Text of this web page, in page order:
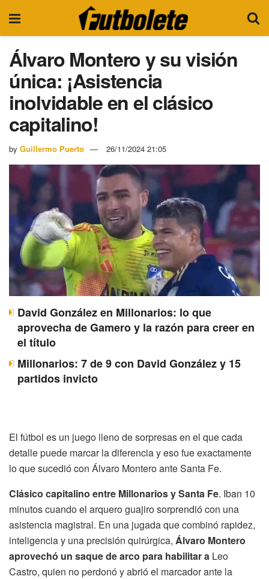
Álvaro Montero y su visión
única: ¡Asistencia
inolvidable en el clásico
capitalino!
by Guillermo Puerto 26/11/2024 21:05
David González en Millonarios: lo que
aprovecha de Gamero y la razón para creer en
el título
Millonarios: 7 de 9 con David González y 15
partidos invicto
El fútbol es un juego lleno de sorpresas en el que cada
detalle puede marcar la diferencia y eso fue exactamente
lo que sucedió con Álvaro Montero ante Santa Fe.
Clásico capitalino entre Millonarios y Santa Fe. Iban 10
minutos cuando el arquero guajiro sorprendió con una
asistencia magistral. En una jugada que combinó rapidez,
inteligencia y una precisión quirúrgica, Álvaro Montero
aprovechó un saque de arco para habilitar a Leo
Castro, quien no perdonó y abrió el marcador ante la